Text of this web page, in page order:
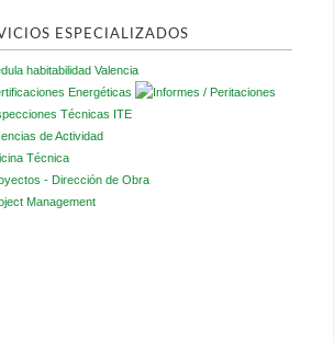
ESPECIALIZADOS